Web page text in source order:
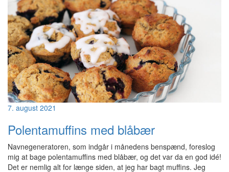
7. august 2021
Polentamuffins med blåbær
Navnegeneratoren, som indgår i månedens benspænd, foreslog
mig at bage polentamuffins med blåbær, og det var da en god idé!
Det er nemlig alt for længe siden, at jeg har bagt muffins. Jeg